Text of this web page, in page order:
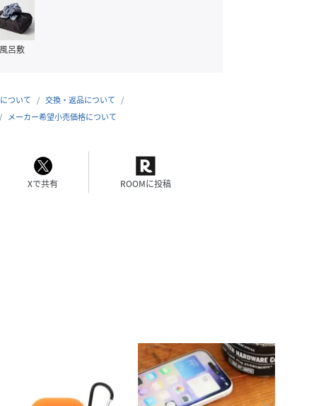
風呂敷
ついて
交換・返品について
メーカー希望小売価格について
Xで共有 ROOMに投稿